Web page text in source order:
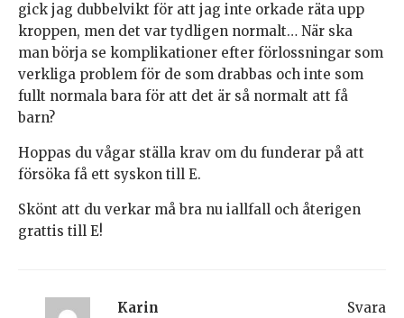
gick jag dubbelvikt för att jag inte orkade räta upp
kroppen, men det var tydligen normalt… När ska
man börja se komplikationer efter förlossningar som
verkliga problem för de som drabbas och inte som
fullt normala bara för att det är så normalt att få
barn?
Hoppas du vågar ställa krav om du funderar på att
försöka få ett syskon till E.
Skönt att du verkar må bra nu iallfall och återigen
grattis till E!
Karin Svara